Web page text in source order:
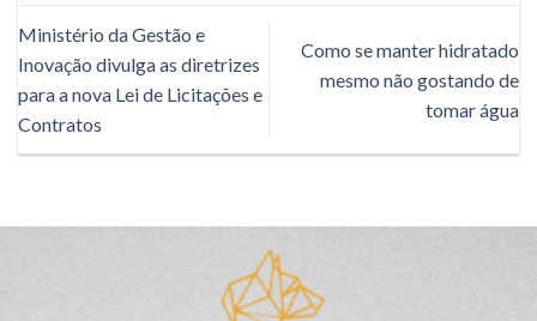
Ministério da Gestão e
Inovação divulga as diretrizes
para a nova Lei de Licitações e
Contratos
Como se manter hidratado
mesmo não gostando de
tomar água